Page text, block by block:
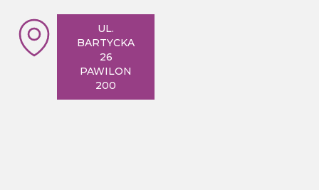
UL.
BARTYCKA
26
PAWILON
200